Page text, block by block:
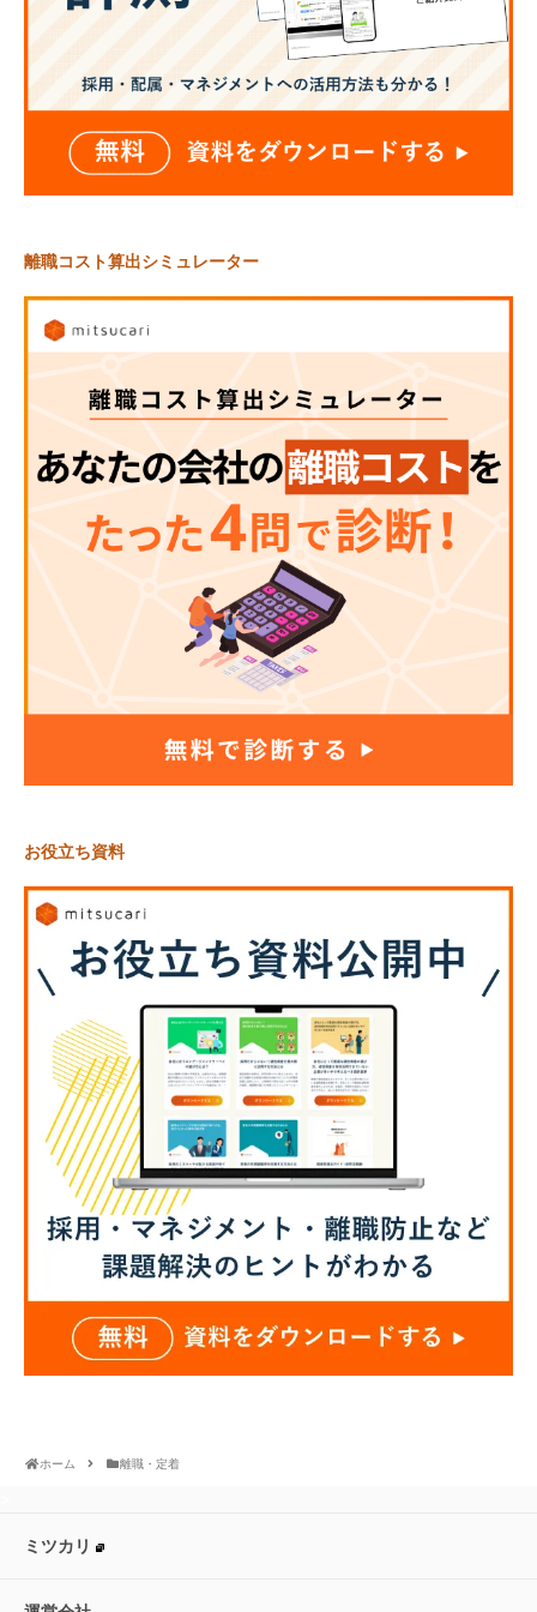
離職コスト算出シミュレーター
お役立ち資料
ホーム 離職・定着
ミツカリ